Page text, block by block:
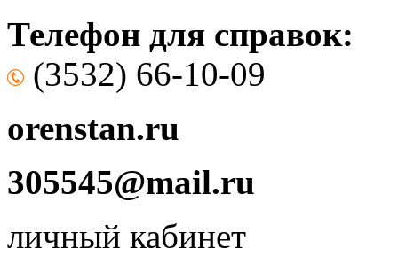
Телефон для справок:
(3532) 66-10-09
orenstan.ru
305545@mail.ru
личный кабинет